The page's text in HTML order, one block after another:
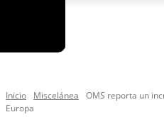
Inicio Miscelánea
OMS reporta un
Europa